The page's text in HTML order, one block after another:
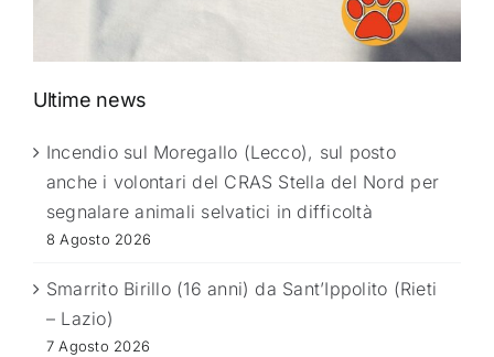
Ultime news
Incendio sul Moregallo (Lecco), sul posto
anche i volontari del CRAS Stella del Nord per
segnalare animali selvatici in difficoltà
8 Agosto 2026
Smarrito Birillo (16 anni) da Sant’Ippolito (Rieti
– Lazio)
7 Agosto 2026